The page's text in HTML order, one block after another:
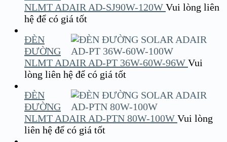
NLMT ADAIR AD-SJ90W-120W Vui lòng liên
hệ để có giá tốt
ĐÈN
ĐƯỜNG
NLMT ADAIR AD-PT 36W-60W-96W Vui
lòng liên hệ để có giá tốt
ĐÈN
ĐƯỜNG
NLMT ADAIR AD-PTN 80W-100W Vui lòng
liên hệ để có giá tốt